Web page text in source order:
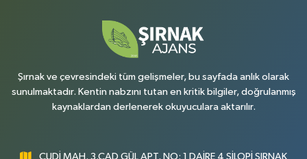
Yenişehir Mahallesi, 8.Cadde No:53 A Silopi Şırnak
Yol Tarifi Al
Şırnak ve çevresindeki tüm gelişmeler, bu sayfada anlık olarak
sunulmaktadır. Kentin nabzını tutan en kritik bilgiler, doğrulanmış
kaynaklardan derlenerek okuyuculara aktarılır.
CUDİ MAH. 3.CAD GÜL APT. NO: 1 DAİRE 4 SİLOPİ ŞIRNAK